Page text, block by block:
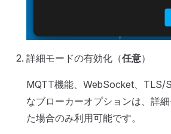
詳細モードの有効化（任意）
MQTT機能、WebSocket、TLS/
なブローカーオプションは、詳
た場合のみ利用可能です。